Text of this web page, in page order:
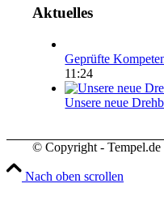
Aktuelles
Geprüfte
11:24
Unsere neue
© Copyright -
Nach oben scrollen